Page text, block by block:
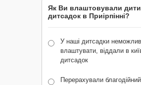
Як Ви влаштовували
дитсадок в Приірпінні?
У наші дитсадки
влаштувати, віддали в
дитсадок
Перерахували